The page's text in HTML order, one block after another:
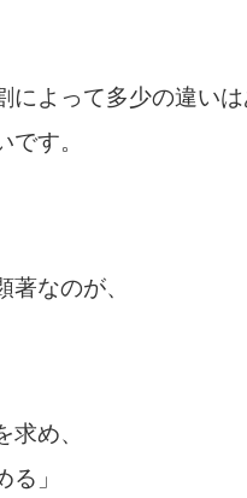
によって多少の違い
す。
なのが、
求め、
」